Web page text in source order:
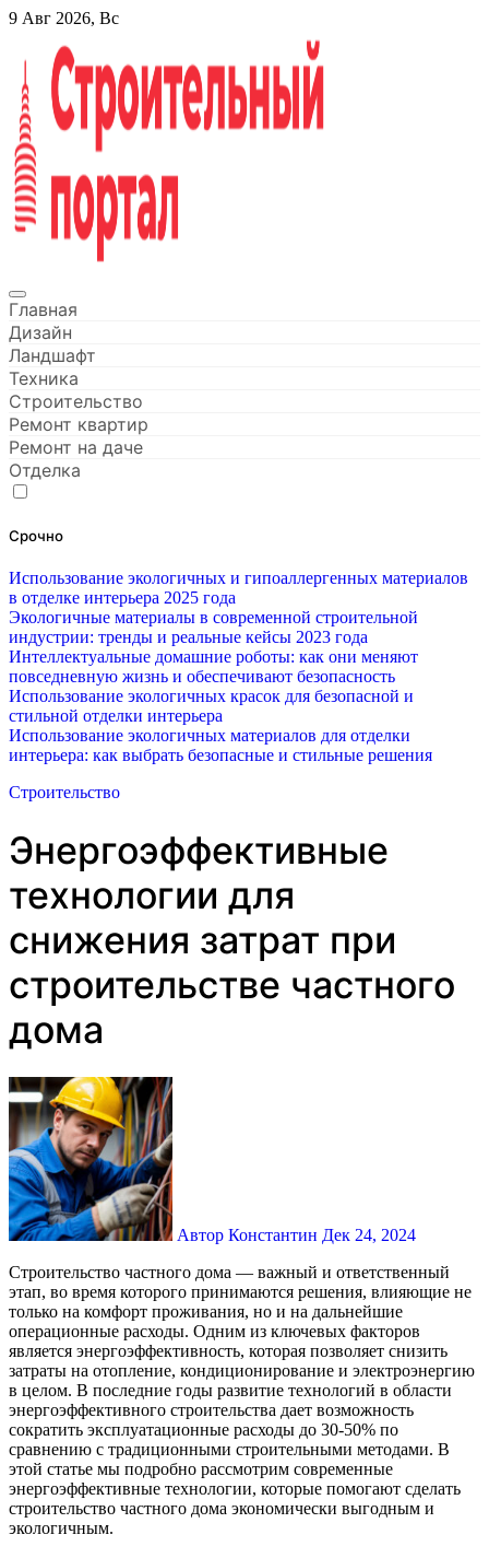
Перейти
содержанию
9 Авг 2026, Вс
Строительный портал
Главная
Дизайн
Ландшафт
Техника
Строительство
Ремонт квартир
Ремонт на даче
Отделка
Срочно
Использование экологичных и гипоаллергенных материалов
в отделке интерьера 2025 года
Экологичные материалы в современной строительной
индустрии: тренды и реальные кейсы 2023 года
Интеллектуальные домашние роботы: как они меняют
повседневную жизнь и обеспечивают безопасность
Использование экологичных красок для безопасной и
стильной отделки интерьера
Использование экологичных материалов для отделки
интерьера: как выбрать безопасные и стильные решения
Строительство
Энергоэффективные
технологии для
снижения затрат при
строительстве частного
дома
Автор Константин Дек 24, 2024
Строительство частного дома — важный и ответственный
этап, во время которого принимаются решения, влияющие не
только на комфорт проживания, но и на дальнейшие
операционные расходы. Одним из ключевых факторов
является энергоэффективность, которая позволяет снизить
затраты на отопление, кондиционирование и электроэнергию
в целом. В последние годы развитие технологий в области
энергоэффективного строительства дает возможность
сократить эксплуатационные расходы до 30-50% по
сравнению с традиционными строительными методами. В
этой статье мы подробно рассмотрим современные
энергоэффективные технологии, которые помогают сделать
строительство частного дома экономически выгодным и
экологичным.